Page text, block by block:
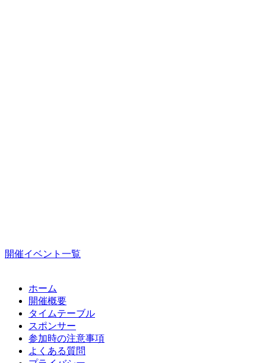
開催イベント一覧
ホーム
開催概要
タイムテーブル
スポンサー
参加時の注意事項
よくある質問